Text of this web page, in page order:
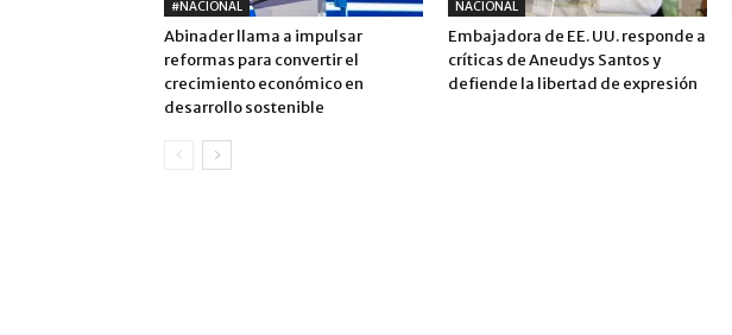
#NACIONAL
Abinader llama a impulsar
reformas para convertir el
crecimiento económico en
desarrollo sostenible
NACIONAL
Embajadora de EE. UU. responde a
críticas de Aneudys Santos y
defiende la libertad de expresión